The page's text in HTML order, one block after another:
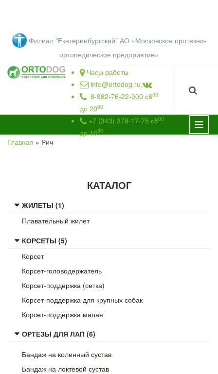
Филиал "Екатеринбургский" АО «Московское протезно-
ортопедическое предприятие»
Часы работы
info@ortodog.ru,
8-982-76-22-000 с800
до 2000
+7 (343) 378-17-75 с800
до 1630
Главная » Рич
КАТАЛОГ
ЖИЛЕТЫ (1)
Плавательный жилет
КОРСЕТЫ (5)
Корсет
Корсет-головодержатель
Корсет-поддержка (сетка)
Корсет-поддержка для крупных собак
Корсет-поддержка малая
ОРТЕЗЫ ДЛЯ ЛАП (6)
Бандаж на коленный сустав
Бандаж на локтевой сустав